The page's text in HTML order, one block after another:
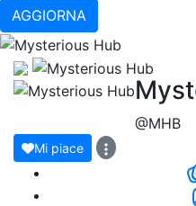
AGGIORNA
@MHB
Mi piace